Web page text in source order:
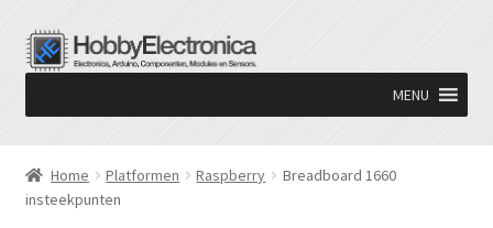
Ga
door
navigatie
Ga
naar
inhoud
MENU
Home Platformen Raspberry
Breadboard 1660
insteekpunten